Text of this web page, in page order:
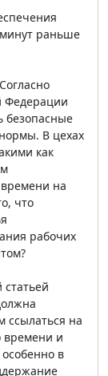
минут раньше
Федерации
безопасные
В цехах
как
на
что
рабочих
статьей
на
времени и
в